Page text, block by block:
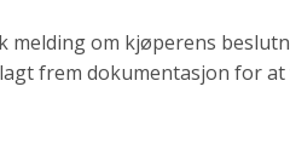
om kjøperens
frem dokumentasjon for at